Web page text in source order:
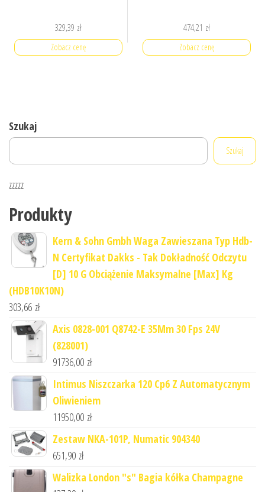
329,39 zł
Zobacz cenę
474,21 zł
Zobacz cenę
Szukaj
Szukaj
zzzzz
Produkty
Kern & Sohn Gmbh Waga Zawieszana Typ Hdb-
N Certyfikat Dakks - Tak Dokładność Odczytu
[D] 10 G Obciążenie Maksymalne [Max] Kg
(HDB10K10N)
303,66 zł
Axis 0828-001 Q8742-E 35Mm 30 Fps 24V
(828001)
91736,00 zł
Intimus Niszczarka 120 Cp6 Z Automatycznym
Oliwieniem
11950,00 zł
Zestaw NKA-101P, Numatic 904340
651,90 zł
Walizka London "s" Bagia kółka Champagne